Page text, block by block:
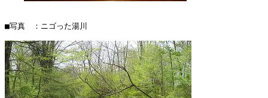
■写真　：ニゴった湯川